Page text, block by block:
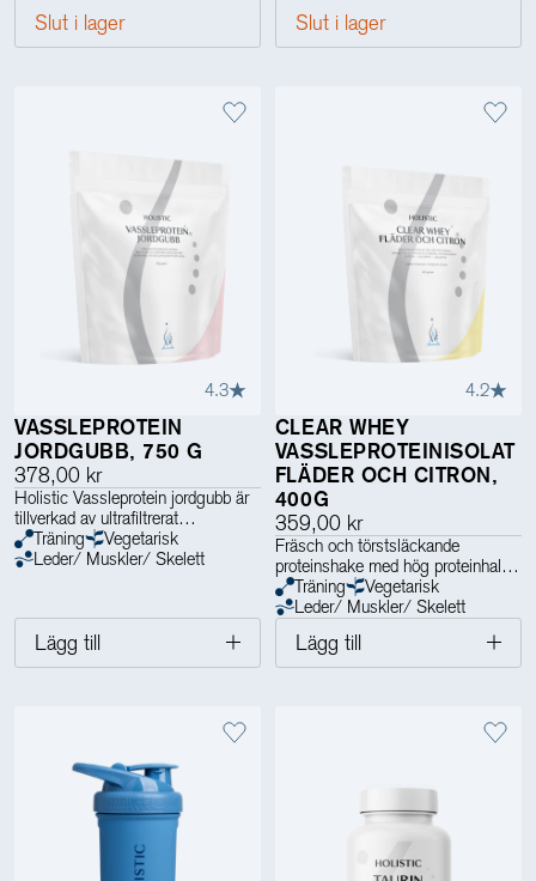
Slut i lager Slut i lager
4.3
VASSLEPROTEIN
JORDGUBB, 750 G
378,00 kr
Holistic Vassleprotein jordgubb är
tillverkad av ultrafiltrerat
vassleproteinkoncentrat, noggrant
utvalt från nordiska gårdar.
Träning
Vegetarisk
Leder/ Muskler/ Skelett
Lägg till
4.2
CLEAR WHEY
VASSLEPROTEINISOLAT
FLÄDER OCH CITRON,
400G
359,00 kr
Fräsch och törstsläckande
proteinshake med hög proteinhalt
Träning
Vegetarisk
Leder/ Muskler/ Skelett
Lägg till